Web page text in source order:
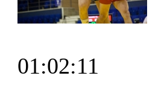
01:02:11